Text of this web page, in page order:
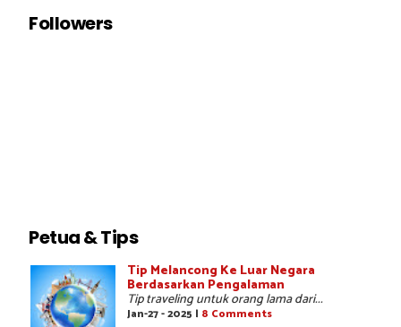
Followers
Petua & Tips
Tip Melancong Ke Luar Negara
Berdasarkan Pengalaman
Tip traveling untuk orang lama dari...
Jan-27 - 2025 | 8 Comments